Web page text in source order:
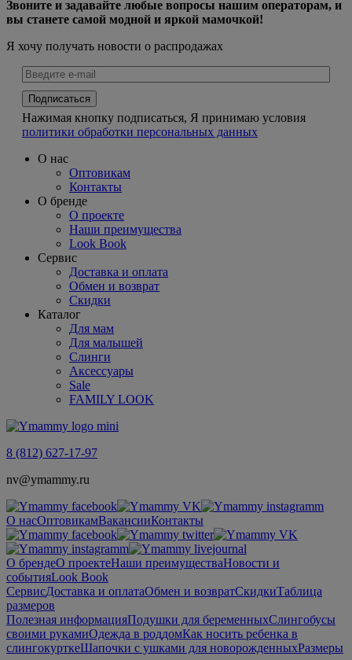
Звоните и задавайте любые вопросы нашим операторам, и
вы станете самой модной и яркой мамочкой!
Я хочу получать новости о распродажах
Нажимая кнопку подписаться, Я принимаю условия
политики обработки персональных данных
О нас
Оптовикам
Контакты
О бренде
О проекте
Наши преимущества
Look Book
Сервис
Доставка и оплата
Обмен и возврат
Скидки
Каталог
Для мам
Для малышей
Слинги
Аксессуары
Sale
FAMILY LOOK
8 (812) 627-17-97
nv@ymammy.ru
О насОптовикамВакансииКонтакты
О брендеО проектеНаши преимуществаНовости и
событияLook Book
СервисДоставка и оплатаОбмен и возвратСкидкиТаблица
размеров
Полезная информацияПодушки для беременныхСлингобусы
своими рукамиОдежда в роддомКак носить ребенка в
слингокурткеШапочки с ушками для новорожденныхРазмеры